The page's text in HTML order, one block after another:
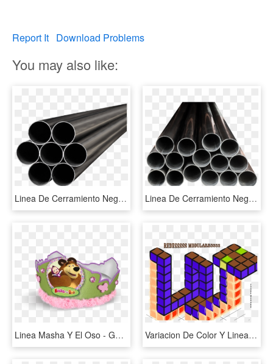
Report It Download Problems
You may also like:
Linea De Cerramiento Negra Y Galvanizada - Steel Casing Pipe, HD Png Download Linea De Cerramiento Negra Y Galvanizada - Tubería Negra, HD Png Download
Linea Masha Y El Oso - Gorros De Masha Y El Oso, HD Png Download Variacion De Color Y Linea De Redes Modulares - Graphic Design, HD Png Download